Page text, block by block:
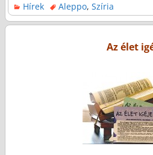
Hírek Aleppo, Szíria
Az élet